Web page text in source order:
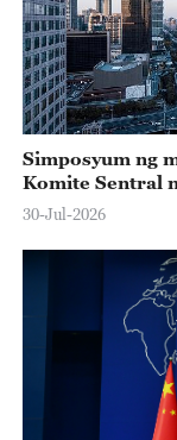
Simposyum ng
Komite Sentral
30-Jul-2026